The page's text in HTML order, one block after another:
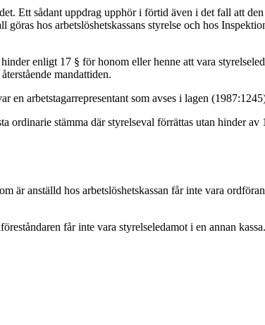
Ett sådant uppdrag upphör i förtid även i det fall att
hos arbetslöshetskassans styrelse och hos
enligt 17 § för honom eller henne att vara
mandattiden.
en arbetstagarrepresentant som avses i lagen
ordinarie stämma där styrelseval förrättas utan hinder
är anställd hos arbetslöshetskassan får inte vara
får inte vara styrelseledamot i en annan kassa.